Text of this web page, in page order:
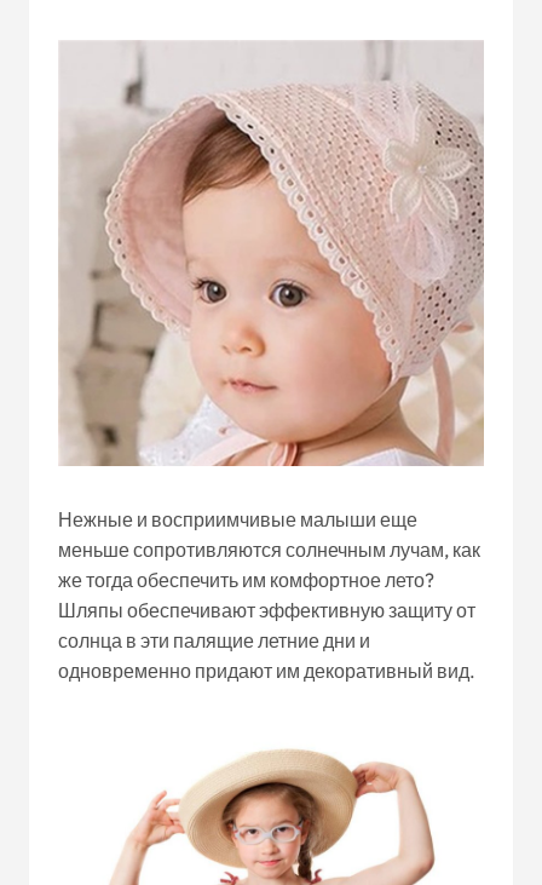
Нежные и восприимчивые малыши еще
меньше сопротивляются солнечным лучам, как
же тогда обеспечить им комфортное лето?
Шляпы обеспечивают эффективную защиту от
солнца в эти палящие летние дни и
одновременно придают им декоративный вид.